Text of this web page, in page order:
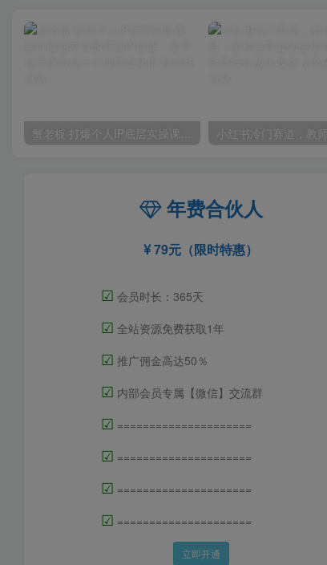
蟹老板·打爆个人IP底层实操课，教你成熟专业的打造IP技能，全方位带你做成一个能商业化IP
年费合伙人
79元（限时特惠）
☑ 会员时长：365天
☑ 全站资源免费获取1年
☑ 推广佣金高达50％
☑ 内部会员专属【微信】交流群
☑ =====================
☑ =====================
☑ =====================
☑ =====================
立即开通